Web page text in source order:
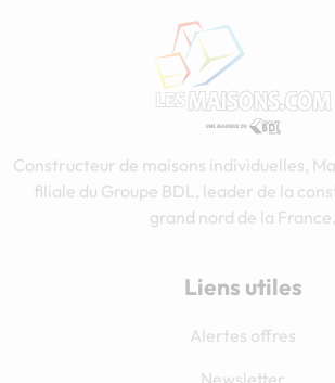
Constructeur de maisons individuelles,
filiale du Groupe BDL, leader de la
grand nord de la France.
Liens utiles
Alertes offres
Newsletter